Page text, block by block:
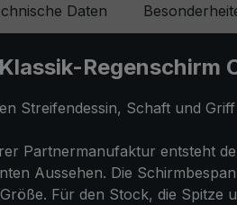
Daten
Regenschirm
Streifendessin, Schaft und
Partnermanufaktur entsteht
Aussehen. Die
Für den Stock, die